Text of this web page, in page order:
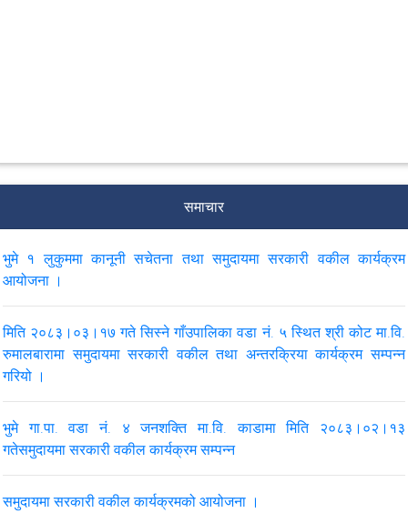
समाचार
भुमे १ लुकुममा कानूनी सचेतना तथा समुदायमा सरकारी वकील कार्यक्रम
आयोजना ।
मिति २०८३।०३।१७ गते सिस्ने गाँउपालिका वडा नं. ५ स्थित श्री कोट मा.वि.
रुमालबारामा समुदायमा सरकारी वकील तथा अन्तरक्रिया कार्यक्रम सम्पन्न
गरियो ।
भुमे गा.पा. वडा नं. ४ जनशक्ति मा.वि. काडामा मिति २०८३।०२।१३
गतेसमुदायमा सरकारी वकील कार्यक्रम सम्पन्न
समुदायमा सरकारी वकील कार्यक्रमको आयोजना ।